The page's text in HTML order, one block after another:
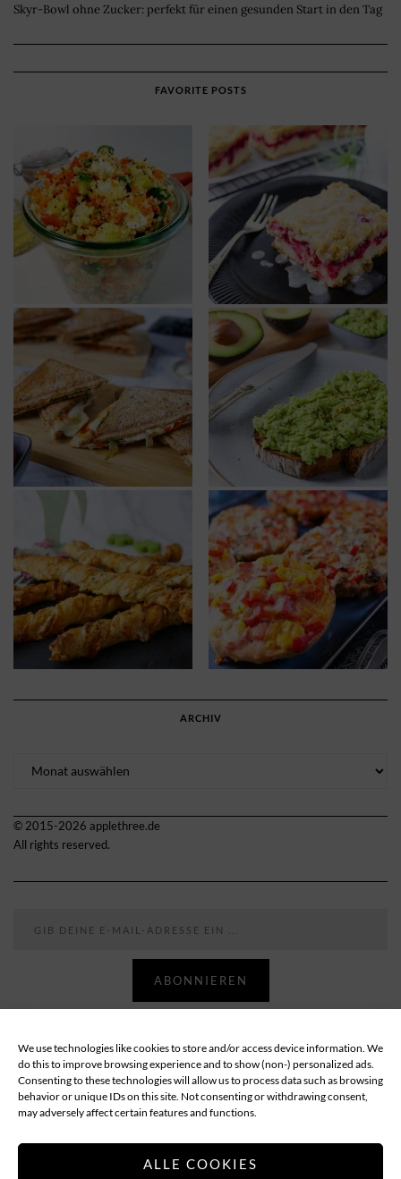
We use technologies like cookies to store and/or access device information. We
do this to improve browsing experience and to show (non-) personalized ads.
Consenting to these technologies will allow us to process data such as browsing
behavior or unique IDs on this site. Not consenting or withdrawing consent,
may adversely affect certain features and functions.
ALLE COOKIES
Skyr-Bowl ohne Zucker: perfekt für einen gesunden Start in den Tag
FAVORITE POSTS
ARCHIV
© 2015-2026 applethree.de
All rights reserved.
ABONNIEREN
Follow
ABOUT DATENSCHUTZ
IMPRESSUM
COOKIE-RICHTLINIE (EU)